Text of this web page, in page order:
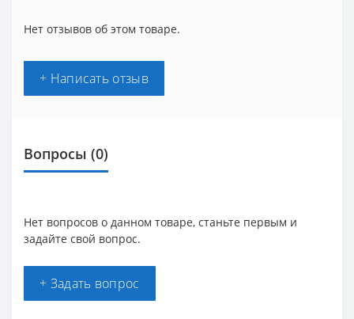
Нет отзывов об этом товаре.
+ Написать отзыв
Вопросы (0)
Нет вопросов о данном товаре, станьте первым и
задайте свой вопрос.
+ Задать вопрос